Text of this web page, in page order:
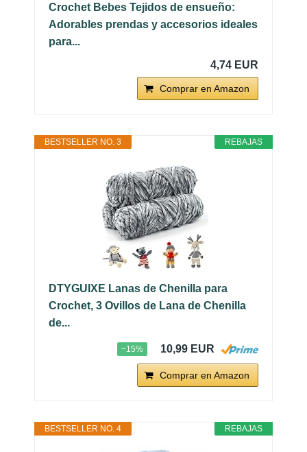
Crochet Bebes Tejidos de ensueño:
Adorables prendas y accesorios ideales
para...
4,74 EUR
Comprar en Amazon
REBAJAS
BESTSELLER NO. 3
DTYGUIXE Lanas de Chenilla para
Crochet, 3 Ovillos de Lana de Chenilla
de...
−15% 10,99 EUR
Comprar en Amazon
REBAJAS
BESTSELLER NO. 4